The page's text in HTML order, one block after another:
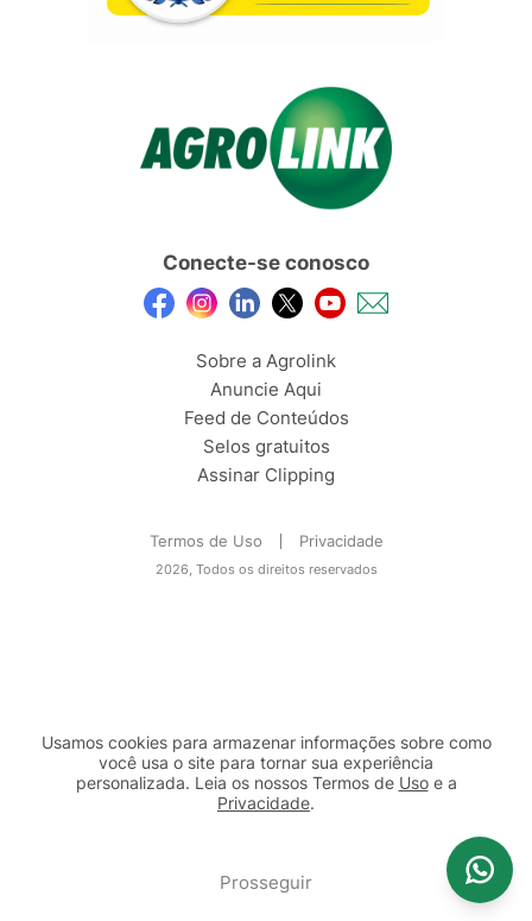
Conecte-se conosco
Sobre a Agrolink
Anuncie Aqui
Feed de Conteúdos
Selos gratuitos
Assinar Clipping
Termos de Uso Privacidade
2026, Todos os direitos reservados
Usamos cookies para armazenar informações sobre como
você usa o site para tornar sua experiência
personalizada. Leia os nossos Termos de Usoe a
Privacidade.
Prosseguir